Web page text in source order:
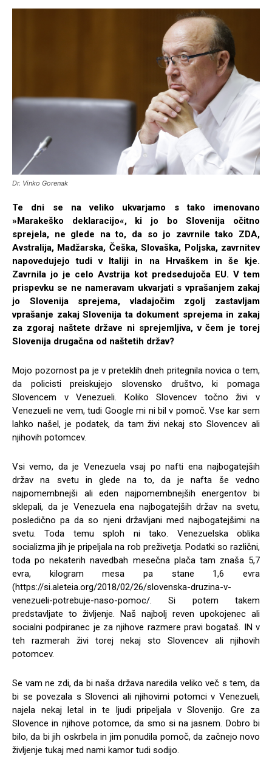
Dr. Vinko Gorenak
Te dni se na veliko ukvarjamo s tako imenovano
»Marakeško deklaracijo«, ki jo bo Slovenija očitno
sprejela, ne glede na to, da so jo zavrnile tako ZDA,
Avstralija, Madžarska, Češka, Slovaška, Poljska, zavrnitev
napovedujejo tudi v Italiji in na Hrvaškem in še kje.
Zavrnila jo je celo Avstrija kot predsedujoča EU. V tem
prispevku se ne nameravam ukvarjati s vprašanjem zakaj
jo Slovenija sprejema, vladajočim zgolj zastavljam
vprašanje zakaj Slovenija ta dokument sprejema in zakaj
za zgoraj naštete države ni sprejemljiva, v čem je torej
Slovenija drugačna od naštetih držav?
Mojo pozornost pa je v preteklih dneh pritegnila novica o tem,
da policisti preiskujejo slovensko društvo, ki pomaga
Slovencem v Venezueli. Koliko Slovencev točno živi v
Venezueli ne vem, tudi Google mi ni bil v pomoč. Vse kar sem
lahko našel, je podatek, da tam živi nekaj sto Slovencev ali
njihovih potomcev.
Vsi vemo, da je Venezuela vsaj po nafti ena najbogatejših
držav na svetu in glede na to, da je nafta še vedno
najpomembnejši ali eden najpomembnejših energentov bi
sklepali, da je Venezuela ena najbogatejših držav na svetu,
posledično pa da so njeni državljani med najbogatejšimi na
svetu. Toda temu sploh ni tako. Venezuelska oblika
socializma jih je pripeljala na rob preživetja. Podatki so različni,
toda po nekaterih navedbah mesečna plača tam znaša 5,7
evra, kilogram mesa pa stane 1,6 evra
(https://si.aleteia.org/2018/02/26/slovenska-druzina-v-
venezueli-potrebuje-naso-pomoc/. Si potem takem
predstavljate to življenje. Naš najbolj reven upokojenec ali
socialni podpiranec je za njihove razmere pravi bogataš. IN v
teh razmerah živi torej nekaj sto Slovencev ali njihovih
potomcev.
Se vam ne zdi, da bi naša država naredila veliko več s tem, da
bi se povezala s Slovenci ali njihovimi potomci v Venezueli,
najela nekaj letal in te ljudi pripeljala v Slovenijo. Gre za
Slovence in njihove potomce, da smo si na jasnem. Dobro bi
bilo, da bi jih oskrbela in jim ponudila pomoč, da začnejo novo
življenje tukaj med nami kamor tudi sodijo.